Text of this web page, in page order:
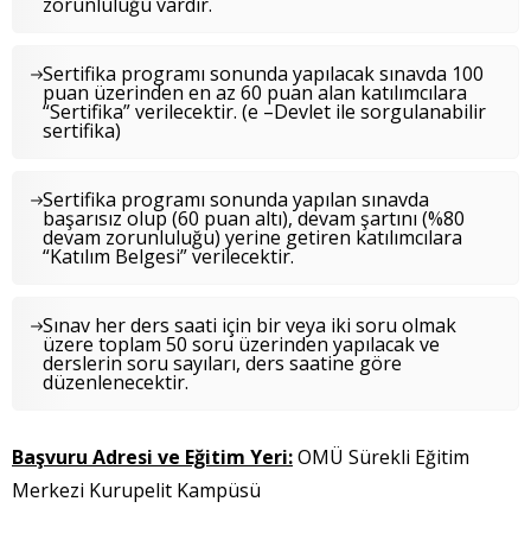
Sertifika programı sonunda yapılacak sınavda 100
puan üzerinden en az 60 puan alan katılımcılara
“Sertifika” verilecektir. (e –Devlet ile sorgulanabilir
sertifika)
Sertifika programı sonunda yapılan sınavda
başarısız olup (60 puan altı), devam şartını (%80
devam zorunluluğu) yerine getiren katılımcılara
“Katılım Belgesi” verilecektir.
Sınav her ders saati için bir veya iki soru olmak
üzere toplam 50 soru üzerinden yapılacak ve
derslerin soru sayıları, ders saatine göre
düzenlenecektir.
Başvuru Adresi ve Eğitim Yeri:OMÜ Sürekli Eğitim
Merkezi Kurupelit Kampüsü